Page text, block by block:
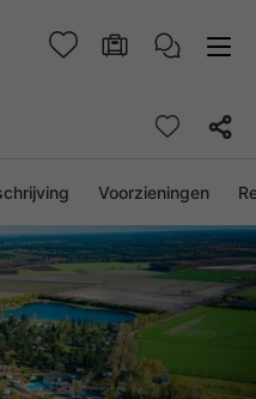
0 huisdier
Voorzieningen